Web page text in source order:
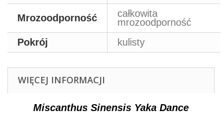
Mrozoodporność
całkowita
mrozoodporność
Pokrój
kulisty
WIĘCEJ INFORMACJI
Miscanthus Sinensis Yaka Dance